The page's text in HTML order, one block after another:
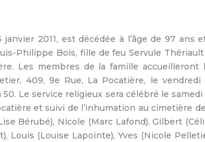
2011, est décédée à l’âge de 97 ans
Philippe Bois, fille de feu Servule
Les membres de la famille accueilleront
409, 9e Rue, La Pocatière, le vendredi
Le service religieux sera célébré le samedi
et suivi de l’inhumation au cimetière
Bérubé), Nicole (Marc Lafond), Gilbert
Louis (Louise Lapointe), Yves (Nicole